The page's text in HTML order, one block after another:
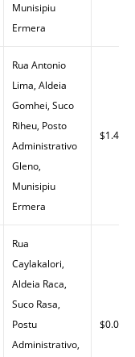
Munisipiu
Ermera
Rua Antonio
Lima, Aldeia
Gomhei, Suco
Riheu, Posto
Administrativo
Gleno,
Munisipiu
Ermera
$1.48
Rua
Caylakalori,
Aldeia Raca,
Suco Rasa,
Postu
Administrativo,
$0.00